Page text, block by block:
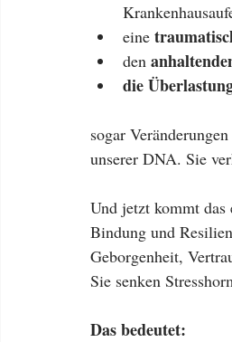
eine
den
die
sogar
unserer DNA. Sie
Und jetzt kommt
Bindung und
Geborgenheit,
Sie senken
Das bedeutet: